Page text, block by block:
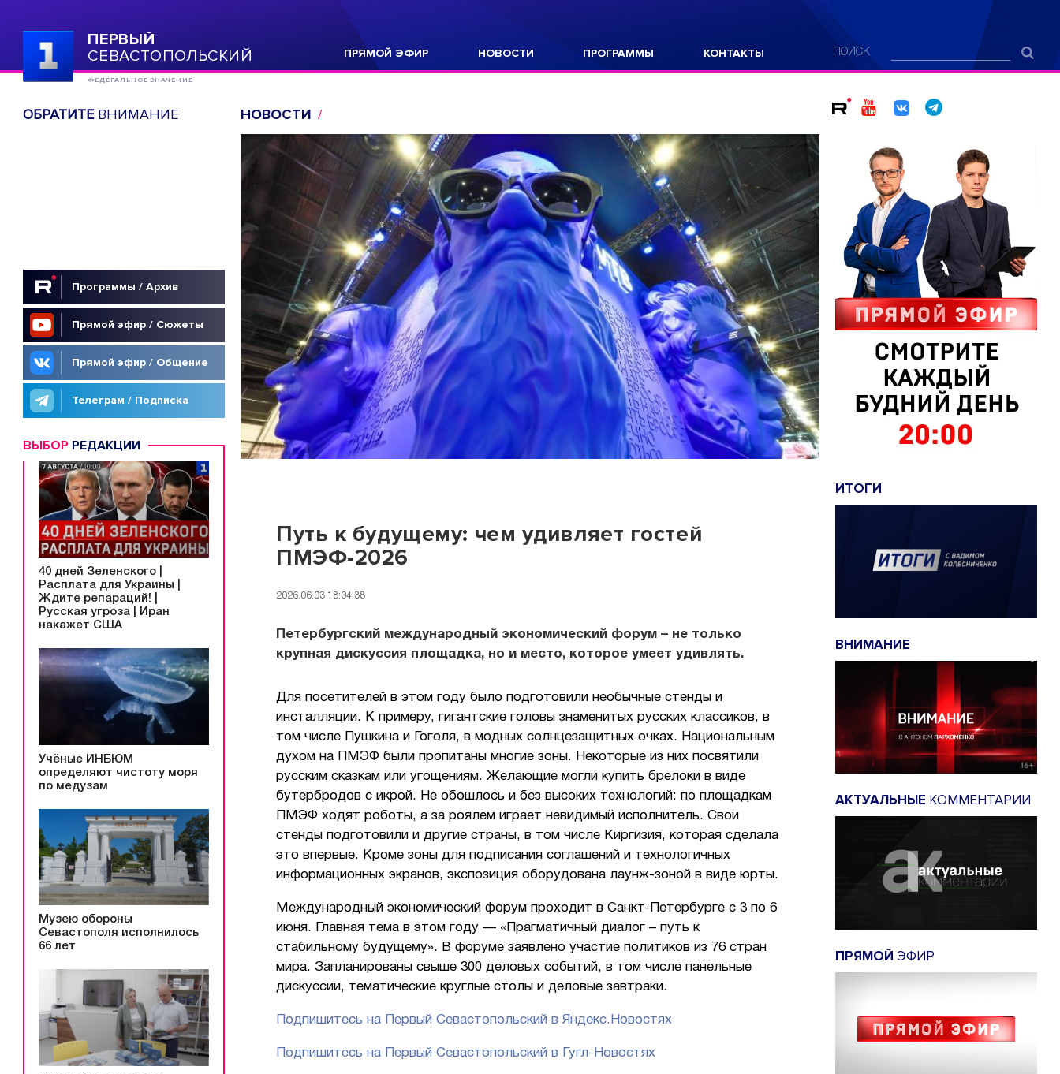
ПЕРВЫЙ
СЕВАСТОПОЛЬСКИЙ
ФЕДЕРАЛЬНОЕ ЗНАЧЕНИЕ
ПРЯМОЙ ЭФИР НОВОСТИ ПРОГРАММЫ КОНТАКТЫ ПОИСК
ОБРАТИТЕВНИМАНИЕ
Программы / Архив
Прямой эфир / Сюжеты
Прямой эфир / Общение
Телеграм / Подписка
ВЫБОР РЕДАКЦИИ
40 дней Зеленского |
Расплата для Украины |
Ждите репараций! |
Русская угроза | Иран
накажет США
Учёные ИНБЮМ
определяют чистоту моря
по медузам
Музею обороны
Севастополя исполнилось
66 лет
НОВОСТИ
Путь к будущему: чем удивляет гостей
ПМЭФ-2026
2026.06.03 18:04:38
Петербургский международный экономический форум – не только
крупная дискуссия площадка, но и место, которое умеет удивлять.
Для посетителей в этом году было подготовили необычные стенды и
инсталляции. К примеру, гигантские головы знаменитых русских классиков, в
том числе Пушкина и Гоголя, в модных солнцезащитных очках. Национальным
духом на ПМЭФ были пропитаны многие зоны. Некоторые из них посвятили
русским сказкам или угощениям. Желающие могли купить брелоки в виде
бутербродов с икрой. Не обошлось и без высоких технологий: по площадкам
ПМЭФ ходят роботы, а за роялем играет невидимый исполнитель. Свои
стенды подготовили и другие страны, в том числе Киргизия, которая сделала
это впервые. Кроме зоны для подписания соглашений и технологичных
информационных экранов, экспозиция оборудована лаунж-зоной в виде юрты.
Международный экономический форум проходит в Санкт-Петербурге с 3 по 6
июня. Главная тема в этом году — «Прагматичный диалог – путь к
стабильному будущему». В форуме заявлено участие политиков из 76 стран
мира. Запланированы свыше 300 деловых событий, в том числе панельные
дискуссии, тематические круглые столы и деловые завтраки.
Подпишитесь на Первый Севастопольский в Яндекс.Новостях
Подпишитесь на Первый Севастопольский в Гугл-Новостях
ИТОГИ
ВНИМАНИЕ
АКТУАЛЬНЫЕ КОММЕНТАРИИ
ПРЯМОЙ ЭФИР